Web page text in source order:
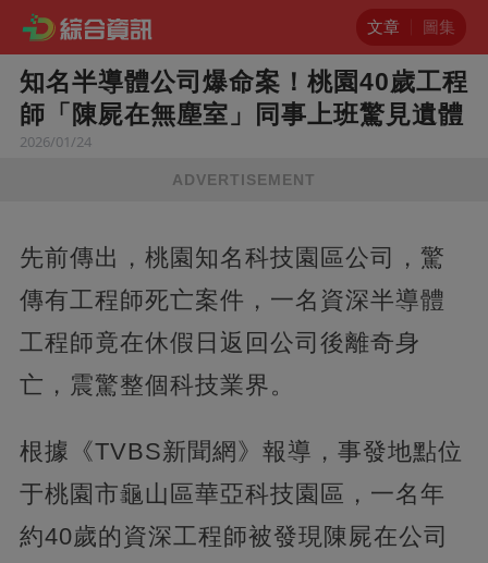
文章 圖集
知名半導體公司爆命案！桃園40歲工程
師「陳屍在無塵室」同事上班驚見遺體
2026/01/24
ADVERTISEMENT
先前傳出，桃園知名科技園區公司，驚
傳有工程師死亡案件，一名資深半導體
工程師竟在休假日返回公司後離奇身
亡，震驚整個科技業界。
根據《TVBS新聞網》報導，事發地點位
于桃園市龜山區華亞科技園區，一名年
約40歲的資深工程師被發現陳屍在公司